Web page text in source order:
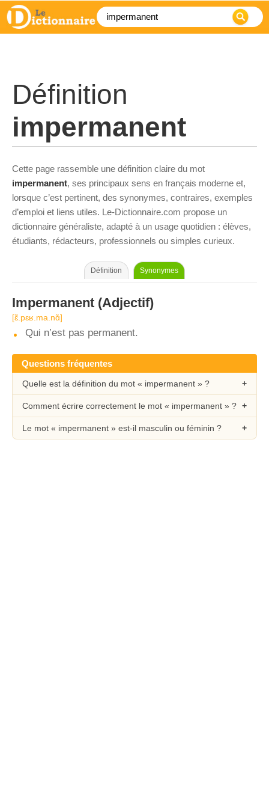
Définition
impermanent
Cette page rassemble une définition claire du mot
impermanent, ses principaux sens en français moderne et,
lorsque c’est pertinent, des synonymes, contraires, exemples
d’emploi et liens utiles. Le-Dictionnaire.com propose un
dictionnaire généraliste, adapté à un usage quotidien : élèves,
étudiants, rédacteurs, professionnels ou simples curieux.
Définition Synonymes
Impermanent (Adjectif)
[ɛ̃.pɛʁ.ma.nɑ̃]
Qui n’est pas permanent.
Questions fréquentes
Quelle est la définition du mot « impermanent » ?
Comment écrire correctement le mot « impermanent » ?
Le mot « impermanent » est-il masculin ou féminin ?